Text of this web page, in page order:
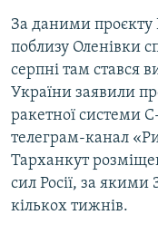
За даними проєкту
поблизу Оленівки
серпні там стався
України заявили
ракетної системи
телеграм-канал
Тарханкут
сил Росії, за якими
кількох тижнів.